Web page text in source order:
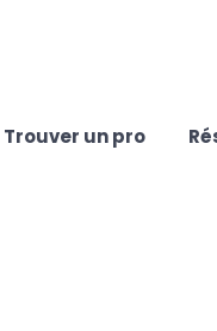
Trouver un pro